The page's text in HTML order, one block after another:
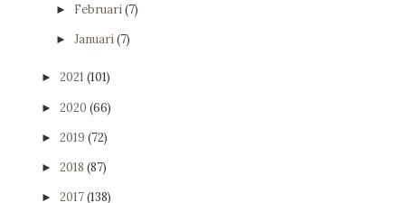
► Februari(7)
► Januari(7)
► 2021 (101)
► 2020 (66)
► 2019 (72)
► 2018 (87)
► 2017(138)